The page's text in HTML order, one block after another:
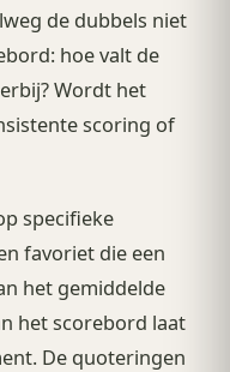
de dubbels niet
hoe valt de
Wordt het
scoring of
specifieke
favoriet die een
het gemiddelde
het scorebord laat
De quoteringen